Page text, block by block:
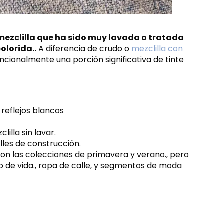
que ha sido muy lavada o tratada
A diferencia de crudo o mezclilla con
una porción significativa de tinte
blancos
sin lavar.
de construcción.
las colecciones de primavera y verano., pero
vida., ropa de calle, y segmentos de moda